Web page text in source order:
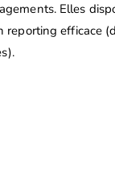
Elles
reporting efficace